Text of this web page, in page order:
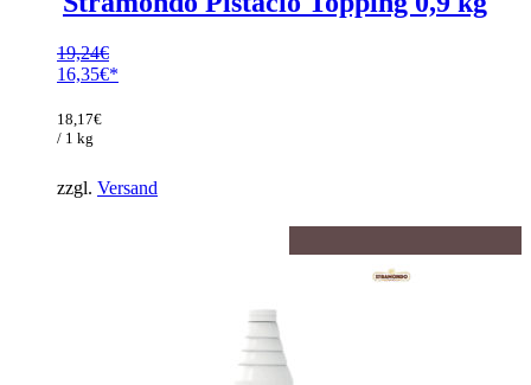
19,24€
Ursprünglicher
war:
19,24€
16,35€
Preis
ist:
18,17€
/ 1 kg
zzgl. Versand